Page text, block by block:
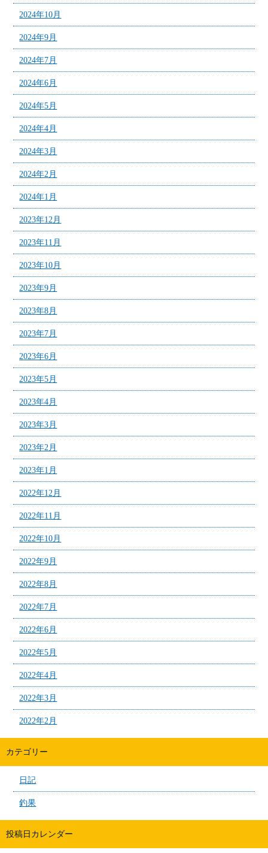
2024年10月
2024年9月
2024年7月
2024年6月
2024年5月
2024年4月
2024年3月
2024年2月
2024年1月
2023年12月
2023年11月
2023年10月
2023年9月
2023年8月
2023年7月
2023年6月
2023年5月
2023年4月
2023年3月
2023年2月
2023年1月
2022年12月
2022年11月
2022年10月
2022年9月
2022年8月
2022年7月
2022年6月
2022年5月
2022年4月
2022年3月
2022年2月
カテゴリー
日記
釣果
投稿日カレンダー